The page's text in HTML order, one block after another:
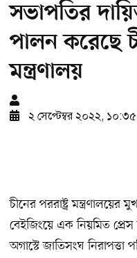
সভাপতির
পালন করেছে
মন্ত্রণালয়
২ সেপ্টেম্বর ২০২২, ১০:৩৫
চীনের পররাষ্ট্র মন্ত্রণালয়ের
বেইজিংয়ে এক নিয়মিত প্রেস
অগাস্টে জাতিসংঘ নিরাপত্তা